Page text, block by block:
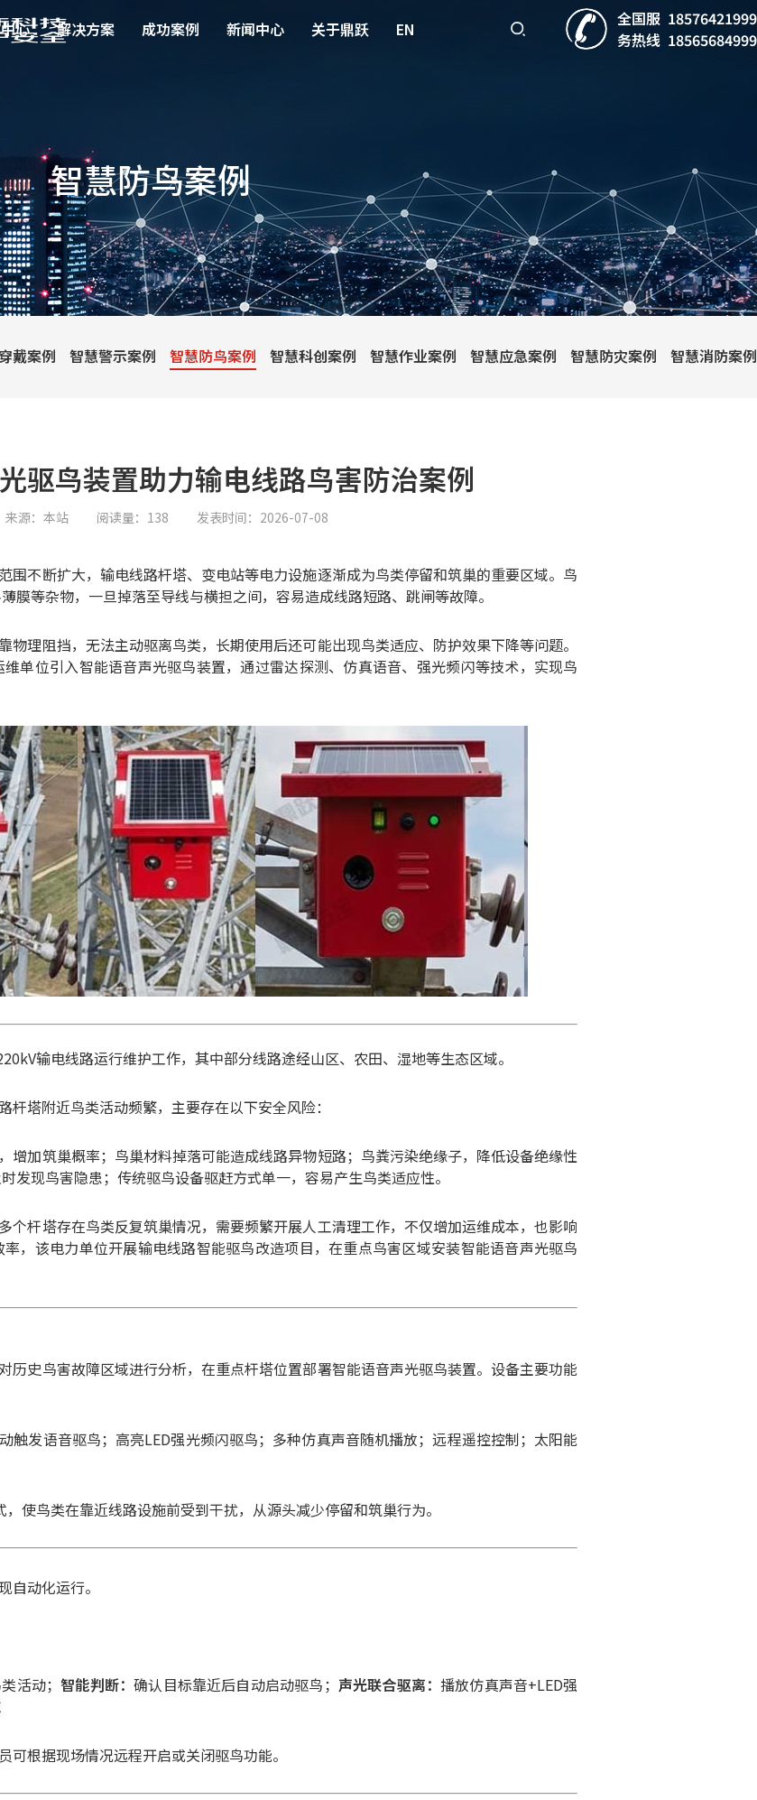
心 解决方案 成功案例 新闻中心 关于鼎跃 EN
全国服
务热线
18576421999
18565684999
智慧防鸟案例
戴案例 智慧警示案例 智慧防鸟案例 智慧科创案例 智慧作业案例 智慧应急案例 智慧防灾案例 智慧消防案例
驱鸟装置助力输电线路鸟害防治案例
来源：本站 阅读量：138 发表时间：2026-07-08
围不断扩大，输电线路杆塔、变电站等电力设施逐渐成为鸟类停留和筑巢的重要区域。鸟
膜等杂物，一旦掉落至导线与横担之间，容易造成线路短路、跳闸等故障。
物理阻挡，无法主动驱离鸟类，长期使用后还可能出现鸟类适应、防护效果下降等问题。
单位引入智能语音声光驱鸟装置，通过雷达探测、仿真语音、强光频闪等技术，实现鸟
输电线路运行维护工作，其中部分线路途经山区、农田、湿地等生态区域。
塔附近鸟类活动频繁，主要存在以下安全风险：
增加筑巢概率； 鸟巢材料掉落可能造成线路异物短路； 鸟粪污染绝缘子，降低设备绝缘性
发现鸟害隐患； 传统驱鸟设备驱赶方式单一，容易产生鸟类适应性。
个杆塔存在鸟类反复筑巢情况，需要频繁开展人工清理工作，不仅增加运维成本，也影响
，该电力单位开展输电线路智能驱鸟改造项目，在重点鸟害区域安装智能语音声光驱鸟
历史鸟害故障区域进行分析，在重点杆塔位置部署智能语音声光驱鸟装置。设备主要功能
触发语音驱鸟； 高亮LED强光频闪驱鸟； 多种仿真声音随机播放；远程遥控控制； 太阳能
使鸟类在靠近线路设施前受到干扰，从源头减少停留和筑巢行为。
自动化运行。
活动； 智能判断：确认目标靠近后自动启动驱鸟； 声光联合驱离：播放仿真声音+LED强
根据现场情况远程开启或关闭驱鸟功能。